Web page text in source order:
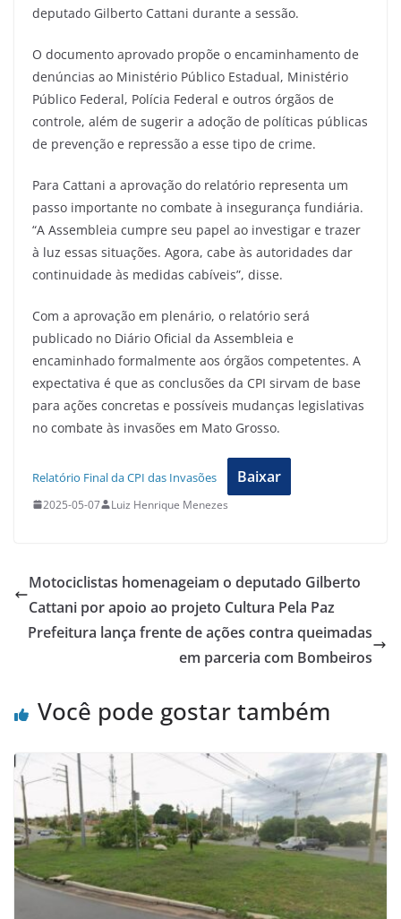
deputado Gilberto Cattani durante a sessão.
O documento aprovado propõe o encaminhamento de
denúncias ao Ministério Público Estadual, Ministério
Público Federal, Polícia Federal e outros órgãos de
controle, além de sugerir a adoção de políticas públicas
de prevenção e repressão a esse tipo de crime.
Para Cattani a aprovação do relatório representa um
passo importante no combate à insegurança fundiária.
“A Assembleia cumpre seu papel ao investigar e trazer
à luz essas situações. Agora, cabe às autoridades dar
continuidade às medidas cabíveis”, disse.
Com a aprovação em plenário, o relatório será
publicado no Diário Oficial da Assembleia e
encaminhado formalmente aos órgãos competentes. A
expectativa é que as conclusões da CPI sirvam de base
para ações concretas e possíveis mudanças legislativas
no combate às invasões em Mato Grosso.
Relatório Final da CPI das Invasões Baixar
2025-05-07 Luiz Henrique Menezes
Motociclistas homenageiam o deputado Gilberto
Cattani por apoio ao projeto Cultura Pela Paz
Prefeitura lança frente de ações contra queimadas
em parceria com Bombeiros
Você pode gostar também